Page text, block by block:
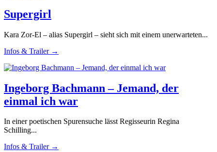
Supergirl
Kara Zor-El – alias Supergirl – sieht sich mit einem unerwarteten...
Infos & Trailer →
Ingeborg Bachmann – Jemand, der
einmal ich war
In einer poetischen Spurensuche lässt Regisseurin Regina
Schilling...
Infos & Trailer →